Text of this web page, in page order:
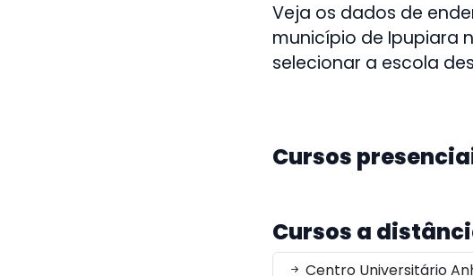
Veja os dados de
município de Ipupiara
selecionar a escola
Cursos
Cursos a
Centro Universitário